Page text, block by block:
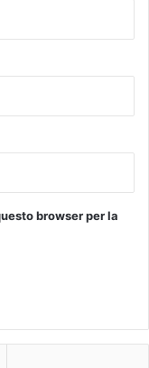
browser per la